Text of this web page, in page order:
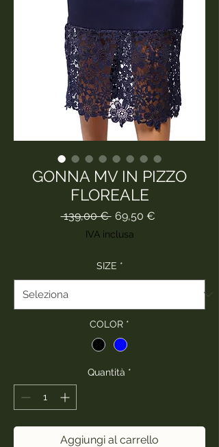
GONNA MV IN PIZZO
FLOREALE
139,00 € Prezzo
regolare
69,50 €Prezzo
IVA inclusa
SIZE *
COLOR *
Quantità *
Aggiungi al carrello